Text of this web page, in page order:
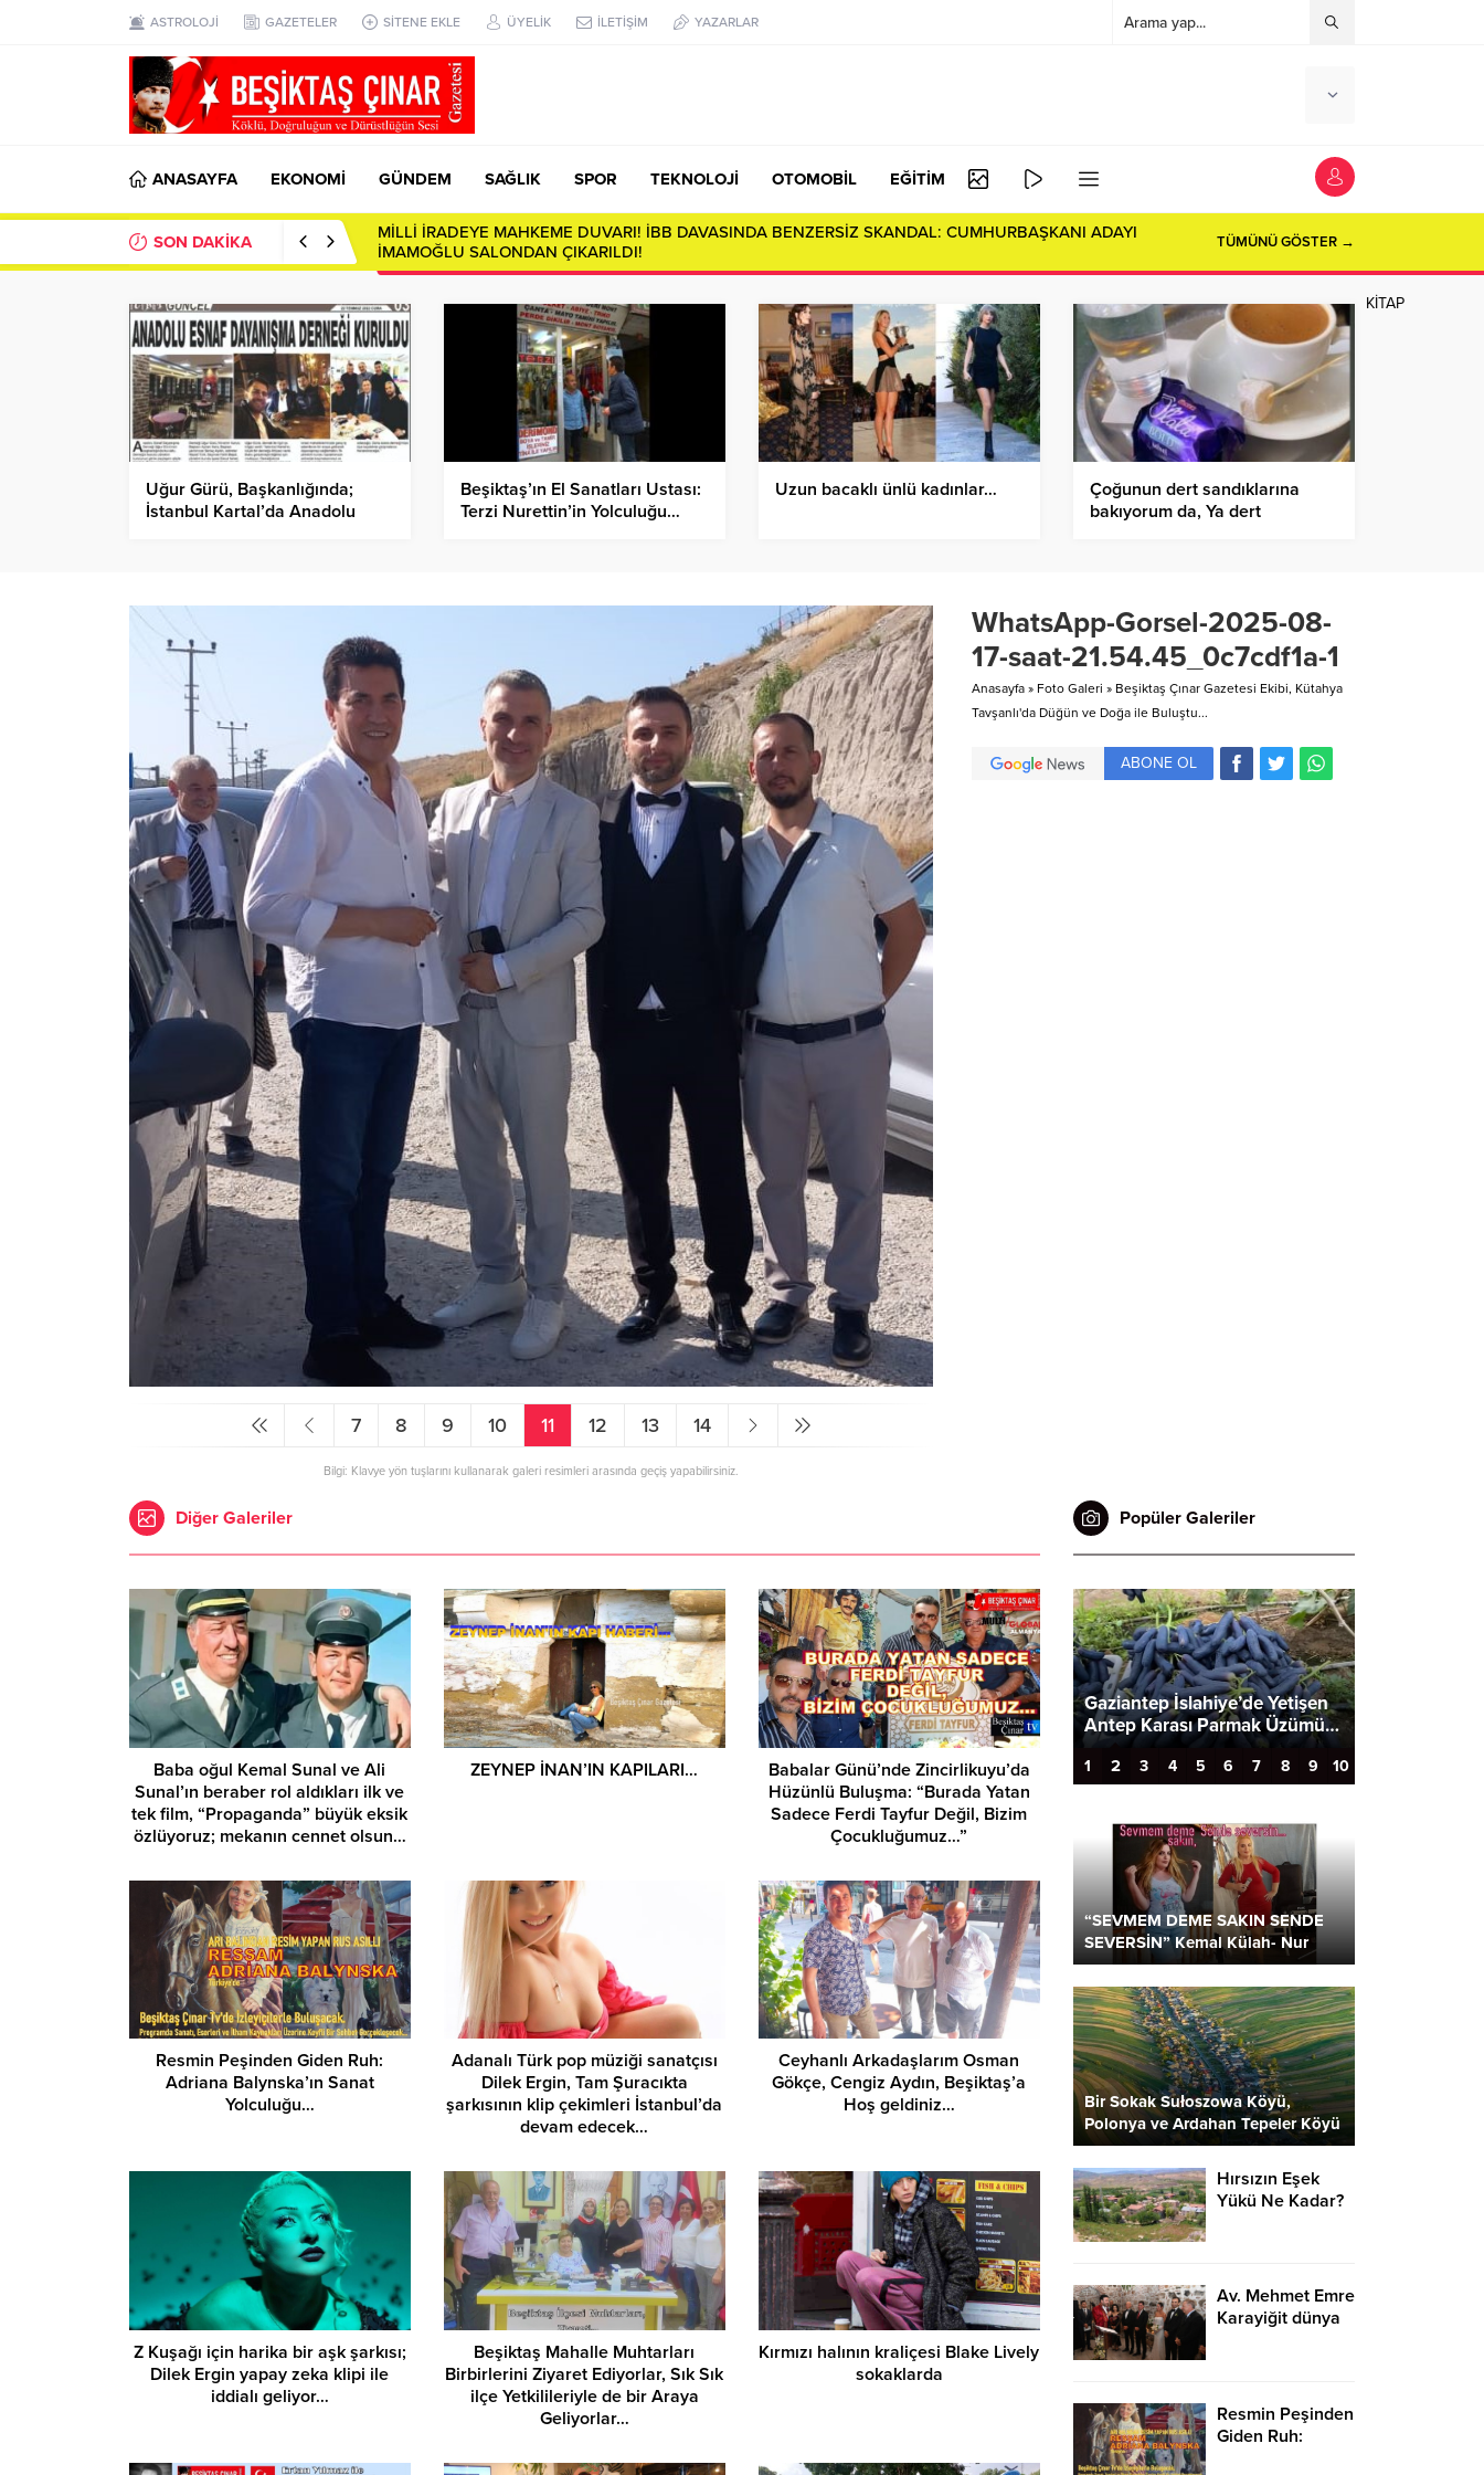
ASTROLOJİ GAZETELER SİTENE EKLE ÜYELİK İLETİŞİM YAZARLAR
ANASAYFA EKONOMİ GÜNDEM SAĞLIK SPOR TEKNOLOJİ OTOMOBİL EĞİTİM
SON DAKİKA Toplumsal Aynada Derin Çatlaklar: Sosyal Çürümenin Anatomisi… TÜMÜNÜ GÖSTER →
KİTAP
Uğur Gürü, Başkanlığında;
İstanbul Kartal’da Anadolu
Beşiktaş’ın El Sanatları Ustası:
Terzi Nurettin’in Yolculuğu…
Uzun bacaklı ünlü kadınlar…
Çoğunun dert sandıklarına
bakıyorum da, Ya dert
7 8 9 10 11 12 13 14
Bilgi: Klavye yön tuşlarını kullanarak galeri resimleri arasında geçiş yapabilirsiniz.
WhatsApp-Gorsel-2025-08-
17-saat-21.54.45_0c7cdf1a-1
Anasayfa » Foto Galeri » Beşiktaş Çınar Gazetesi Ekibi, Kütahya
Tavşanlı'da Düğün ve Doğa ile Buluştu...
ABONE OL
Diğer Galeriler
Baba oğul Kemal Sunal ve Ali
Sunal’ın beraber rol aldıkları ilk ve
tek film, “Propaganda” büyük eksik
özlüyoruz; mekanın cennet olsun…
ZEYNEP İNAN’IN KAPILARI…
Babalar Günü’nde Zincirlikuyu’da
Hüzünlü Buluşma: “Burada Yatan
Sadece Ferdi Tayfur Değil, Bizim
Çocukluğumuz…”
Resmin Peşinden Giden Ruh:
Adriana Balynska’ın Sanat
Yolculuğu…
Adanalı Türk pop müziği sanatçısı
Dilek Ergin, Tam Şuracıkta
şarkısının klip çekimleri İstanbul’da
devam edecek…
Ceyhanlı Arkadaşlarım Osman
Gökçe, Cengiz Aydın, Beşiktaş’a
Hoş geldiniz…
Z Kuşağı için harika bir aşk şarkısı;
Dilek Ergin yapay zeka klipi ile
iddialı geliyor…
Beşiktaş Mahalle Muhtarları
Birbirlerini Ziyaret Ediyorlar, Sık Sık
ilçe Yetkilileriyle de bir Araya
Geliyorlar…
Kırmızı halının kraliçesi Blake Lively
sokaklarda
Popüler Galeriler
Asuman Krause, Biyografi…
Gaziantep İslahiye’de Yetişen
Antep Karası Parmak Üzümü…
1 2 3 4 5 6 7 8 9 10
“SEVMEM DEME SAKIN SENDE
SEVERSİN” Kemal Külah- Nur
Parlar
Bir Sokak Sułoszowa Köyü,
Polonya ve Ardahan Tepeler Köyü
2 Kare…
Hırsızın Eşek
Yükü Ne Kadar?
Av. Mehmet Emre
Karayiğit dünya
Resmin Peşinden
Giden Ruh: